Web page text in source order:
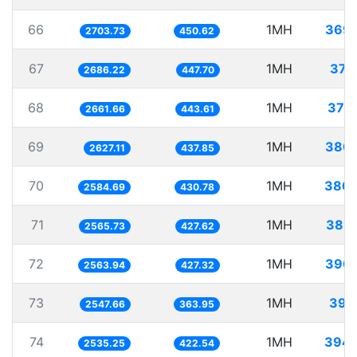
66 2703.73 450.62 1MH
67 2686.22 447.70 1MH
68 2661.66 443.61 1MH
69 2627.11 437.85 1MH
70 2584.69 430.78 1MH
71 2565.73 427.62 1MH
72 2563.94 427.32 1MH
73 2547.66 363.95 1MH
74 2535.25 422.54 1MH